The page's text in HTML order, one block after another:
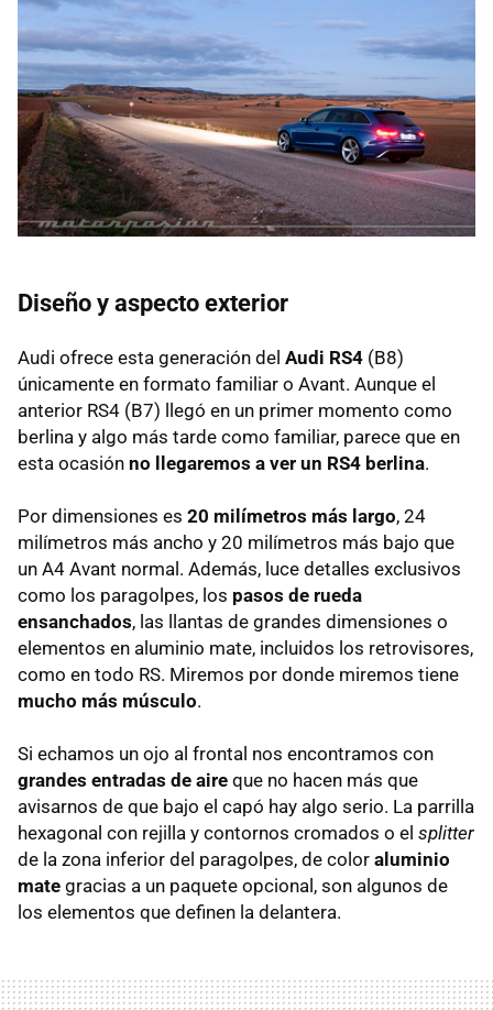
Diseño y aspecto exterior
Audi ofrece esta generación del Audi RS4 (B8)
únicamente en formato familiar o Avant. Aunque el
anterior RS4 (B7) llegó en un primer momento como
berlina y algo más tarde como familiar, parece que en
esta ocasión no llegaremos a ver un RS4 berlina.
Por dimensiones es 20 milímetros más largo, 24
milímetros más ancho y 20 milímetros más bajo que
un A4 Avant normal. Además, luce detalles exclusivos
como los paragolpes, los pasos de rueda
ensanchados, las llantas de grandes dimensiones o
elementos en aluminio mate, incluidos los retrovisores,
como en todo RS. Miremos por donde miremos tiene
mucho más músculo.
Si echamos un ojo al frontal nos encontramos con
grandes entradas de aire que no hacen más que
avisarnos de que bajo el capó hay algo serio. La parrilla
hexagonal con rejilla y contornos cromados o el splitter
de la zona inferior del paragolpes, de color aluminio
mate gracias a un paquete opcional, son algunos de
los elementos que definen la delantera.